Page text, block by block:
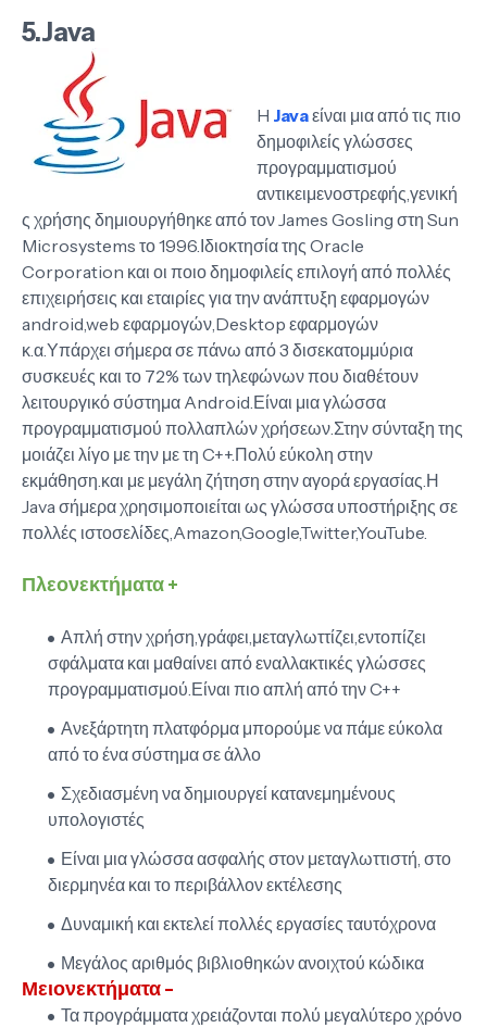
5.Java
H Javaείναι μια από τις πιο
δημοφιλείς γλώσσες
προγραμματισμού
αντικειμενοστρεφής,γενική
ς χρήσης δημιουργήθηκε από τον James Gosling στη Sun
Microsystems το 1996.Ιδιοκτησία της Oracle
Corporation και οι ποιο δημοφιλείς επιλογή από πολλές
επιχειρήσεις και εταιρίες για την ανάπτυξη εφαρμογών
android,web εφαρμογών,Desktop εφαρμογών
κ.α.Υπάρχει σήμερα σε πάνω από 3 δισεκατομμύρια
συσκευές και το 72% των τηλεφώνων που διαθέτουν
λειτουργικό σύστημα Android.Είναι μια γλώσσα
προγραμματισμού πολλαπλών χρήσεων.Στην σύνταξη της
μοιάζει λίγο με την με τη C++.Πολύ εύκολη στην
εκμάθηση.και με μεγάλη ζήτηση στην αγορά εργασίας.Η
Java σήμερα χρησιμοποιείται ως γλώσσα υποστήριξης σε
πολλές ιστοσελίδες,Amazon,Google,Twitter,YouTube.
Πλεονεκτήματα +
Απλή στην χρήση,γράφει,μεταγλωττίζει,εντοπίζει
σφάλματα και μαθαίνει από εναλλακτικές γλώσσες
προγραμματισμού.Είναι πιο απλή από την C++
Ανεξάρτητη πλατφόρμα μπορούμε να πάμε εύκολα
από το ένα σύστημα σε άλλο
Σχεδιασμένη να δημιουργεί κατανεμημένους
υπολογιστές
Είναι μια γλώσσα ασφαλής στον μεταγλωττιστή, στο
διερμηνέα και το περιβάλλον εκτέλεσης
Δυναμική και εκτελεί πολλές εργασίες ταυτόχρονα
Μεγάλος αριθμός βιβλιοθηκών ανοιχτού κώδικα
Μειονεκτήματα -
Τα προγράμματα χρειάζονται πολύ μεγαλύτερο χρόνο